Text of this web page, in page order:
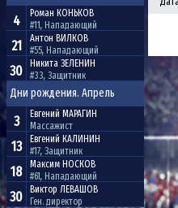
4 Роман КОНЬКОВ
#11, Нападающий
21 Антон ВИЛКОВ
#55, Нападающий
30 Никита ЗЕЛЕНИН
#33, Защитник
Дни рождения. Апрель
3 Евгений МАРАГИН
Массажист
13 Евгений КАЛИНИН
#17, Защитник
18 Максим НОСКОВ
#61, Нападающий
30 Виктор ЛЕВАШОВ
Ген. директор